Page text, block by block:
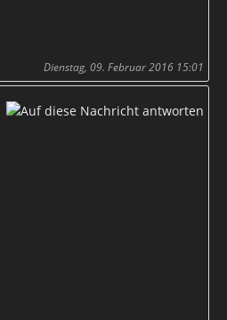
Dienstag, 09. Februar 2016 15:01